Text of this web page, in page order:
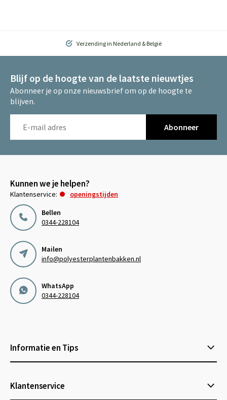
Verzending in Nederland & België
Blijf op de hoogte van de laatste nieuwtjes
Abonneer je op onze nieuwsbrief om op de hoogte te
blijven.
Abonneer
Kunnen we je helpen?
Klantenservice:
openingstijden
Bellen
0344-228104
Mailen
info@polyesterplantenbakken.nl
WhatsApp
0344-228104
Informatie en Tips
Klantenservice